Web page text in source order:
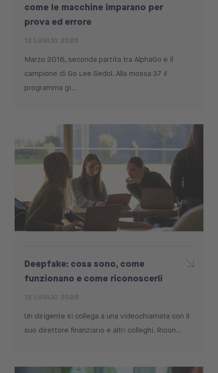
come le macchine imparano per
prova ed errore
Marzo 2016, seconda partita tra AlphaGo e il
campione di Go Lee Sedol. Alla mossa 37 il
programma gi...
Deepfake: cosa sono, come
funzionano e come riconoscerli
Un dirigente si collega a una videochiamata con il
suo direttore finanziario e altri colleghi. Ricon...